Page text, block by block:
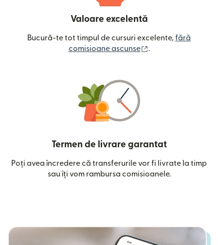
Valoare excelentă
Bucură-te tot timpul de cursuri excelente, fără
comisioane ascunse
.
Termen de livrare garantat
Poți avea încredere că transferurile vor fi livrate la timp
sau îți vom rambursa comisioanele.